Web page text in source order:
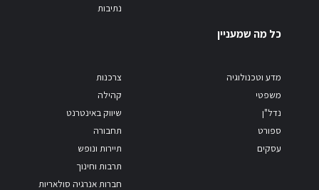
נתיבות
כל מה שמעניין
מדע וטכנולוגיה
משפטי
נדל"ן
ספורט
עסקים
צרכנות
קהילה
שיווק באינטרנט
תחבורה
תיירות ונופש
תרבות וחינוך
חברות אנרגיה סולאריות